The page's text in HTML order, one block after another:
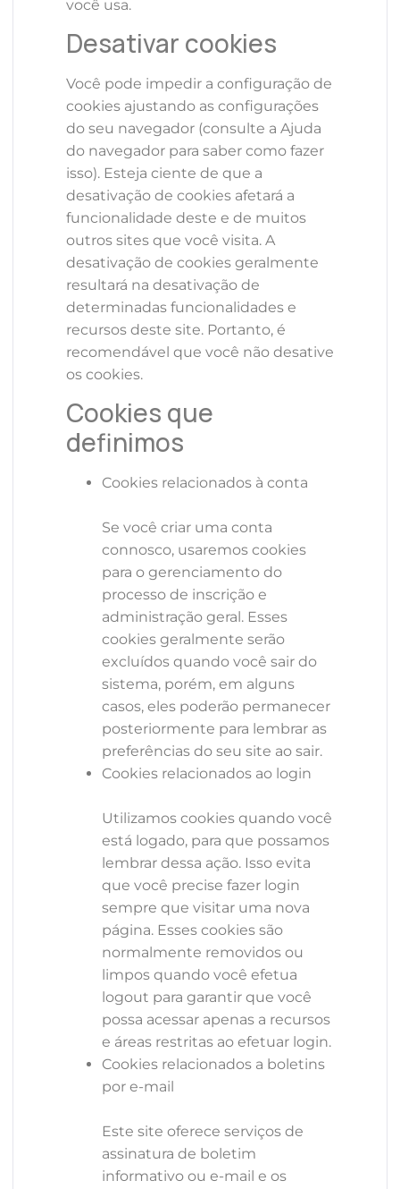
você usa.
Desativar cookies
Você pode impedir a configuração de
cookies ajustando as configurações
do seu navegador (consulte a Ajuda
do navegador para saber como fazer
isso). Esteja ciente de que a
desativação de cookies afetará a
funcionalidade deste e de muitos
outros sites que você visita. A
desativação de cookies geralmente
resultará na desativação de
determinadas funcionalidades e
recursos deste site. Portanto, é
recomendável que você não desative
os cookies.
Cookies que
definimos
Cookies relacionados à conta
Se você criar uma conta
connosco, usaremos cookies
para o gerenciamento do
processo de inscrição e
administração geral. Esses
cookies geralmente serão
excluídos quando você sair do
sistema, porém, em alguns
casos, eles poderão permanecer
posteriormente para lembrar as
preferências do seu site ao sair.
Cookies relacionados ao login
Utilizamos cookies quando você
está logado, para que possamos
lembrar dessa ação. Isso evita
que você precise fazer login
sempre que visitar uma nova
página. Esses cookies são
normalmente removidos ou
limpos quando você efetua
logout para garantir que você
possa acessar apenas a recursos
e áreas restritas ao efetuar login.
Cookies relacionados a boletins
por e-mail
Este site oferece serviços de
assinatura de boletim
informativo ou e-mail e os